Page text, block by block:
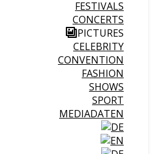
FESTIVALS
CONCERTS
PICTURES
CELEBRITY
CONVENTION
FASHION
SHOWS
SPORT
MEDIADATEN